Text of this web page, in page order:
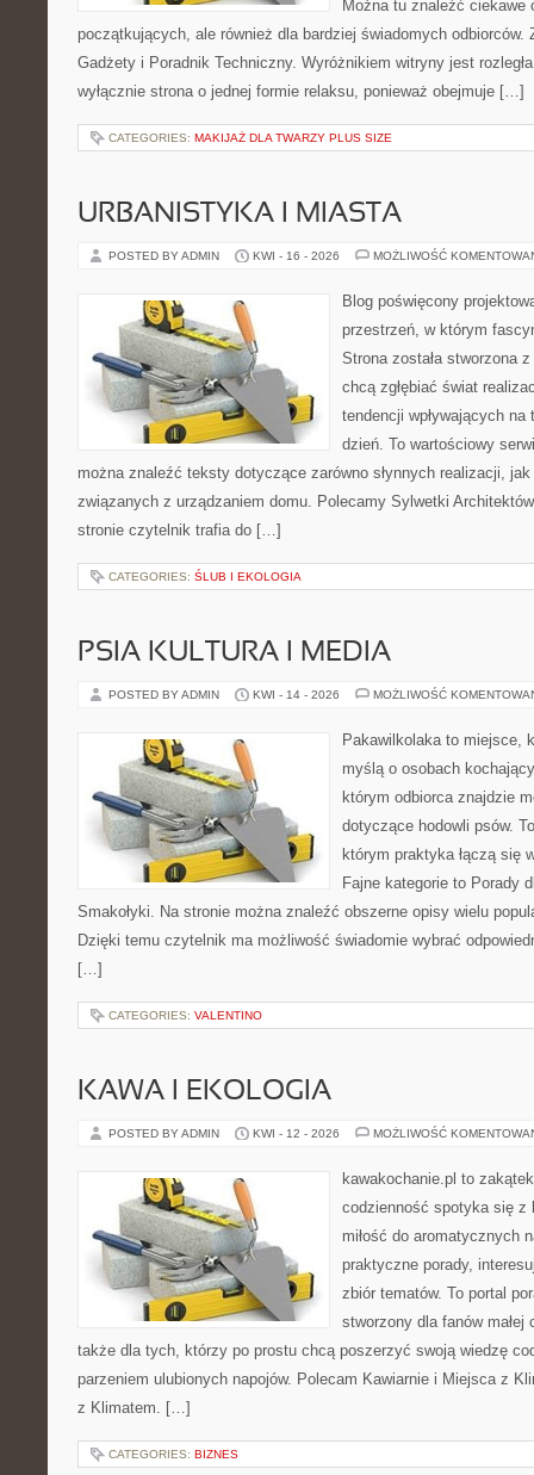
Można tu znaleźć ciekawe
początkujących, ale również dla bardziej świadomych odbiorców.
Gadżety i Poradnik Techniczny. Wyróżnikiem witryny jest
wyłącznie strona o jednej formie relaksu, ponieważ obejmuje […]
CATEGORIES: MAKIJAŻ DLA TWARZY PLUS SIZE
URBANISTYKA I MIASTA
POSTED BY ADMIN KWI - 16 - 2026 MOŻLIWOŚĆ
Blog poświęcony
przestrzeń, w którym
Strona została stworzona
chcą zgłębiać świat
tendencji wpływających
dzień. To wartościowy
można znaleźć teksty dotyczące zarówno słynnych realizacji,
związanych z urządzaniem domu. Polecamy Sylwetki
stronie czytelnik trafia do […]
CATEGORIES: ŚLUB I EKOLOGIA
PSIA KULTURA I MEDIA
POSTED BY ADMIN KWI - 14 - 2026 MOŻLIWOŚĆ
Pakawilkolaka to miejsce,
myślą o osobach
którym odbiorca znajdzie
dotyczące hodowli psów.
którym praktyka łączą się
Fajne kategorie to Porady
Smakołyki. Na stronie można znaleźć obszerne opisy wielu
Dzięki temu czytelnik ma możliwość świadomie wybrać
[…]
CATEGORIES: VALENTINO
KAWA I EKOLOGIA
POSTED BY ADMIN KWI - 12 - 2026 MOŻLIWOŚĆ
kawakochanie.pl to
codzienność spotyka się z
miłość do aromatycznych
praktyczne porady,
zbiór tematów. To portal
stworzony dla fanów
także dla tych, którzy po prostu chcą poszerzyć swoją wiedzę
parzeniem ulubionych napojów. Polecam Kawiarnie i Miejsca z
z Klimatem. […]
CATEGORIES: BIZNES